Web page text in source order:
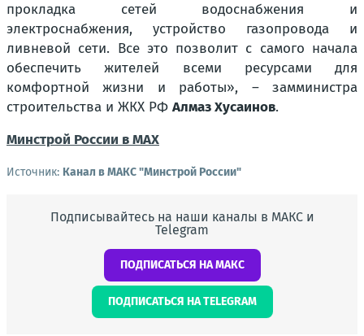
прокладка сетей водоснабжения и
электроснабжения, устройство газопровода и
ливневой сети. Все это позволит с самого начала
обеспечить жителей всеми ресурсами для
комфортной жизни и работы», – замминистра
строительства и ЖКХ РФ Алмаз Хусаинов.
Минстрой России в MAX
Источник: Канал в МАКС "Минстрой России"
Подписывайтесь на наши каналы в МАКС и
Telegram
ПОДПИСАТЬСЯ НА МАКС
ПОДПИСАТЬСЯ НА TELEGRAM